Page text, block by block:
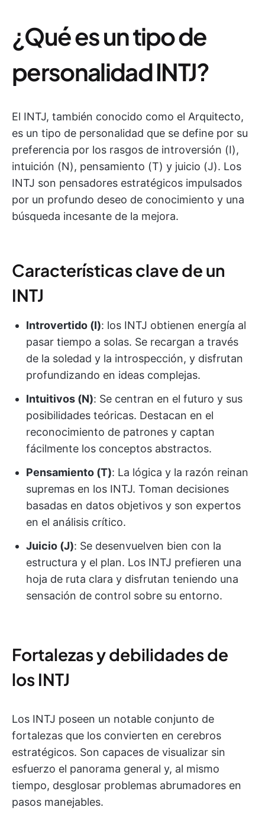
¿Qué es un tipo de
personalidad INTJ?
El INTJ, también conocido como el Arquitecto,
es un tipo de personalidad que se define por su
preferencia por los rasgos de introversión (I),
intuición (N), pensamiento (T) y juicio (J). Los
INTJ son pensadores estratégicos impulsados
por un profundo deseo de conocimiento y una
búsqueda incesante de la mejora.
Características clave de un
INTJ
Introvertido (I): los INTJ obtienen energía al
pasar tiempo a solas. Se recargan a través
de la soledad y la introspección, y disfrutan
profundizando en ideas complejas.
Intuitivos (N): Se centran en el futuro y sus
posibilidades teóricas. Destacan en el
reconocimiento de patrones y captan
fácilmente los conceptos abstractos.
Pensamiento (T): La lógica y la razón reinan
supremas en los INTJ. Toman decisiones
basadas en datos objetivos y son expertos
en el análisis crítico.
Juicio (J): Se desenvuelven bien con la
estructura y el plan. Los INTJ prefieren una
hoja de ruta clara y disfrutan teniendo una
sensación de control sobre su entorno.
Fortalezas y debilidades de
los INTJ
Los INTJ poseen un notable conjunto de
fortalezas que los convierten en cerebros
estratégicos. Son capaces de visualizar sin
esfuerzo el panorama general y, al mismo
tiempo, desglosar problemas abrumadores en
pasos manejables.